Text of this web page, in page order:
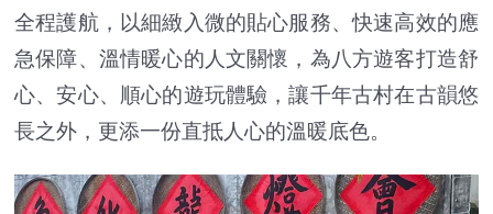
全程護航，以細緻入微的貼心服務、快速高效的應
急保障、溫情暖心的人文關懷，為八方遊客打造舒
心、安心、順心的遊玩體驗，讓千年古村在古韻悠
長之外，更添一份直抵人心的溫暖底色。